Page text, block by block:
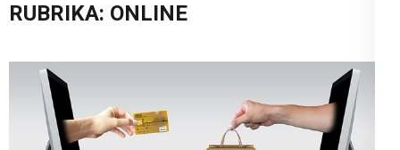
RUBRIKA: ONLINE